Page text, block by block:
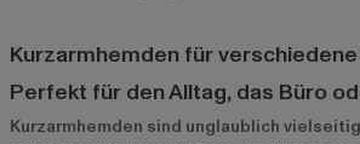
Kurzarmhemden für
Perfekt für den Alltag, das Büro
Kurzarmhemden sind unglaublich